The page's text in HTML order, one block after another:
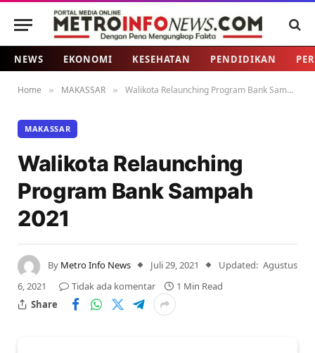
NEWS EKONOMI KESEHATAN PENDIDIKAN
Home » MAKASSAR » Walikota Relaunching Program Bank Sampah 2021
MAKASSAR
Walikota Relaunching
Program Bank Sampah
2021
By Metro Info News Juli 29, 2021 Updated: Agustus
6, 2021
Tidak ada komentar
1 Min Read
Share